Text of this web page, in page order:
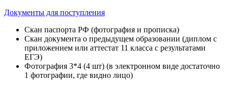
Документы для поступления
Скан паспорта РФ (фотография и прописка)
Скан документа о предыдущем образовании (диплом с
приложением или аттестат 11 класса с результатами
ЕГЭ)
Фотография 3*4 (4 шт) (в электронном виде достаточно
1 фотографии, где видно лицо)